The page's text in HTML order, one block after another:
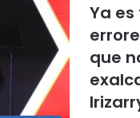
Ya
que